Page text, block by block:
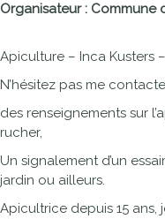
Organisateur : Commune
Apiculture – Inca Kusters
N’hésitez pas me
des renseignements sur
rucher,
Un signalement d’un
jardin ou ailleurs.
Apicultrice depuis 15